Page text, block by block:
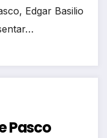
Edgar Basilio
Pasco